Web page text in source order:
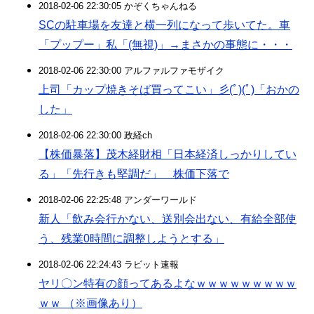
2018-02-06 22:30:05 かぞくちゃんねる
SCの駐車場を友達と横一列になって歩いてた。車
「プップー」私「(無視)」→まさかの事態に・・・
2018-02-06 22:30:00 アルファルファモザイク
上司「カップ焼きそば買ってこい」彡(ﾟ)(ﾟ)「おかの
した」
2018-02-06 22:30:00 政経ch
【株価暴落】茂木経財相「日本経済しっかりしてい
る」「先行きも堅調だ」 株価下落で
2018-02-06 22:25:48 アンダーワールド
新人「飲み会行かない、送別会出ない、有給全部使
う、残業0時間に調整しようとする」
2018-02-06 22:24:43 ラビット速報
ヤリ〇ン特有の顔ってあるよなｗｗｗｗｗｗｗｗｗ
ｗｗ （※画像あり）